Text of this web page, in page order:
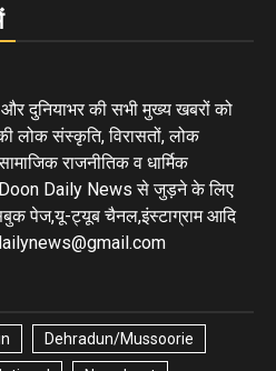
दुनियाभर की सभी मुख्य खबरों को
लोक संस्कृति, विरासतों, लोक
राजनीतिक व धार्मिक
Doon Daily News से जुड़ने के लिए
पेज,यू-ट्यूब चैनल,इंस्टाग्राम आदि
Dehradun/Mussoorie